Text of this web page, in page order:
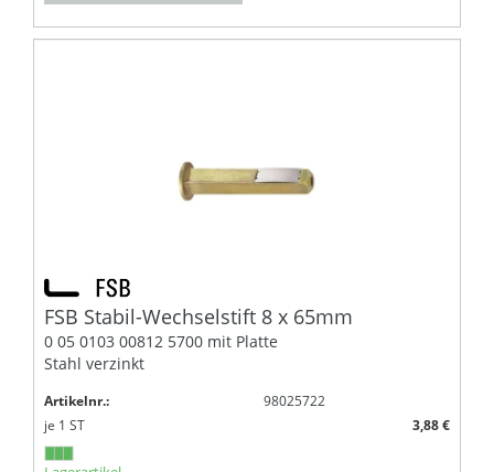
FSB Stabil-Wechselstift 8 x 65mm
0 05 0103 00812 5700 mit Platte
Stahl verzinkt
Artikelnr.:
98025722
je 1 ST 3,88 €